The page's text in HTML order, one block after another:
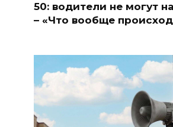
50: водители не могут
– «Что вообще